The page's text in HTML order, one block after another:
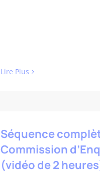
Lire Plus
Séquence
Commission
(vidéo de 2